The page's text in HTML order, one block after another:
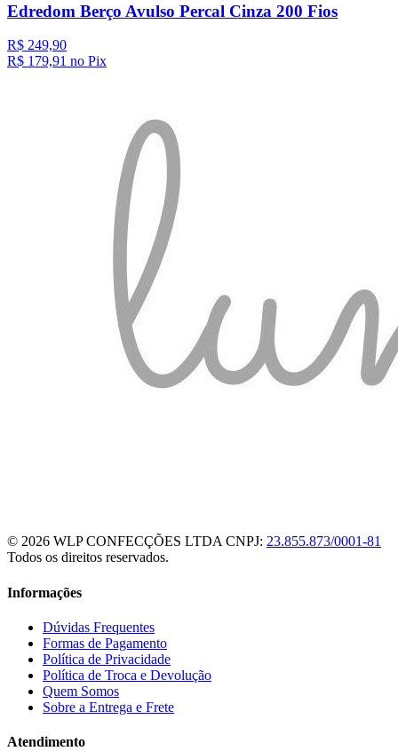
Edredom Berço Avulso Percal Cinza 200 Fios
R$ 249,90
R$ 179,91 no Pix
© 2026 WLP CONFECÇÕES LTDA CNPJ: 23.855.873/0001-81
Todos os direitos reservados.
Informações
Dúvidas Frequentes
Formas de Pagamento
Política de Privacidade
Política de Troca e Devolução
Quem Somos
Sobre a Entrega e Frete
Atendimento